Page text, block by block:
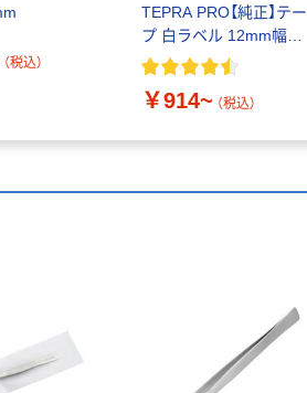
（税込）
TEPRA PRO【純正】テー
プ 白ラベル 12mm幅
（黒文字）
￥914~ （税込）